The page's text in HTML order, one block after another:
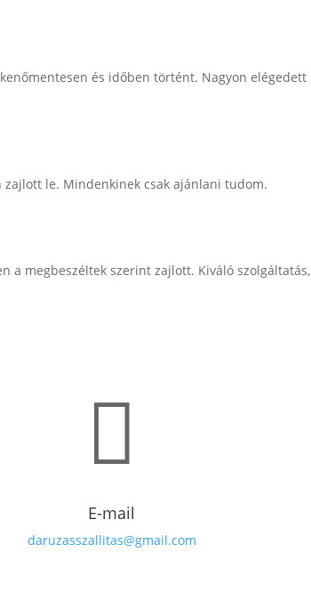
és időben történt. Nagyon elégedett
zajlott le. Mindenkinek csak ajánlani tudom.
a megbeszéltek szerint zajlott. Kiváló szolgáltatás,

E-mail
daruzasszallitas@gmail.com